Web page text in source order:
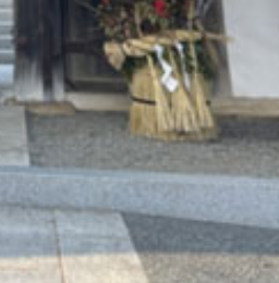
恒例の12/31の夜10時頃に集ま